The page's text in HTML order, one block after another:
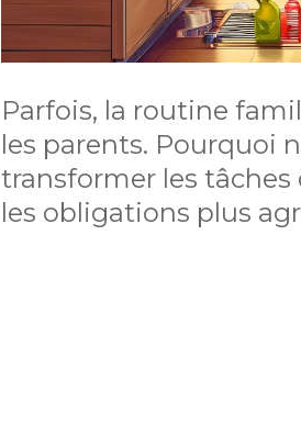
Parfois, la routine
les parents. Pourquoi
transformer les
les obligations plus